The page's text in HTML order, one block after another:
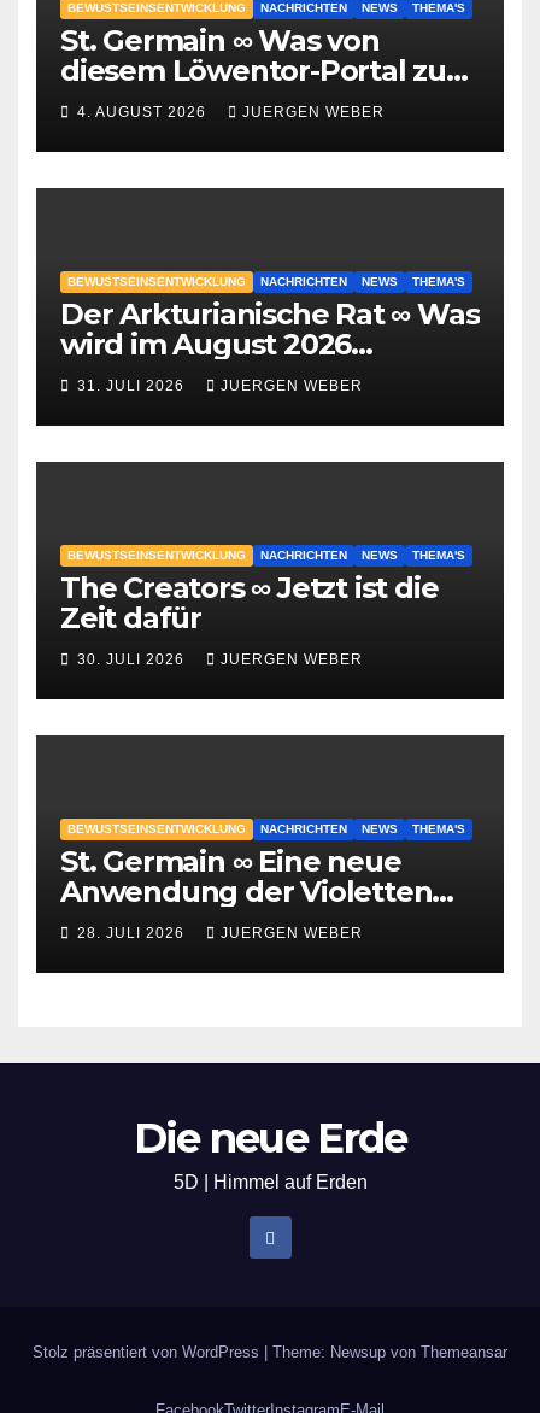
BEWUSTSEINSENTWICKLUNG NACHRICHTEN NEWS THEMA'S
St. Germain ∞ Was von
diesem Löwentor-Portal zu
erwarten ist
4. AUGUST 2026 JUERGEN WEBER
BEWUSTSEINSENTWICKLUNG NACHRICHTEN NEWS THEMA'S
Der Arkturianische Rat ∞ Was
wird im August 2026
geschehen?
31. JULI 2026 JUERGEN WEBER
BEWUSTSEINSENTWICKLUNG NACHRICHTEN NEWS THEMA'S
The Creators ∞ Jetzt ist die
Zeit dafür
30. JULI 2026 JUERGEN WEBER
BEWUSTSEINSENTWICKLUNG NACHRICHTEN NEWS THEMA'S
St. Germain ∞ Eine neue
Anwendung der Violetten
Flamme
28. JULI 2026 JUERGEN WEBER
Die neue Erde
5D | Himmel auf Erden
Stolz präsentiert von WordPress Theme: Newsup von Themeansar